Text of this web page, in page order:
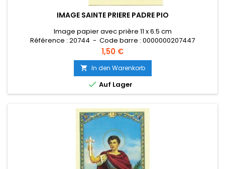
IMAGE SAINTE PRIERE PADRE PIO
Image papier avec prière 11 x 6.5 cm
Référence : 20744 - Code barre : 0000000207447
Preis
1,50 €
 In den Warenkorb
 Auf Lager